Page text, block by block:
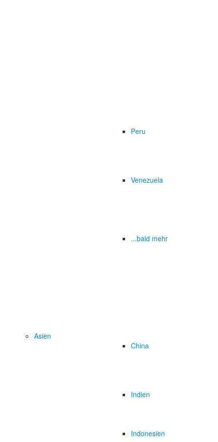
Peru
Venezuela
...bald mehr
Asien
China
Indien
Indonesien